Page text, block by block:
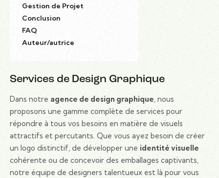
Gestion de Projet
Conclusion
FAQ
Auteur/autrice
Services de Design Graphique
Dans notre agence de design graphique , nous
proposons une gamme complète de services pour
répondre à tous vos besoins en matière de visuels
attractifs et percutants. Que vous ayez besoin de créer
un logo distinctif, de développer une identité visuelle
cohérente ou de concevoir des emballages captivants,
notre équipe de designers talentueux est là pour vous